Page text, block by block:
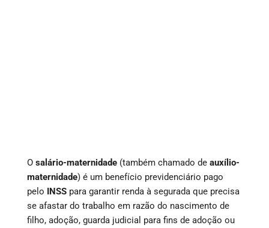
O salário-maternidade (também chamado de auxílio-
maternidade) é um benefício previdenciário pago
pelo INSS para garantir renda à segurada que precisa
se afastar do trabalho em razão do nascimento de
filho, adoção, guarda judicial para fins de adoção ou